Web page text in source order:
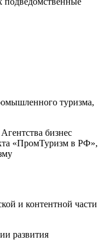
туризма,
бизнес
«ПромТуризм в РФ»,
и контентной части
развития